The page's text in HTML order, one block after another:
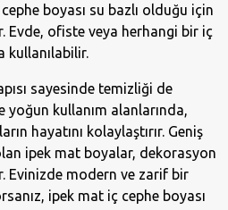
boyası su bazlı olduğu için
Evde, ofiste veya herhangi bir iç
kullanılabilir.
sayesinde temizliği de
yoğun kullanım alanlarında,
hayatını kolaylaştırır. Geniş
ipek mat boyalar, dekorasyon
Evinizde modern ve zarif bir
ipek mat iç cephe boyası